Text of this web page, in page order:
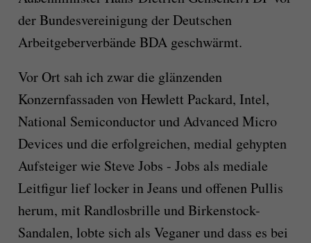
der Bundesvereinigung der Deutschen
Arbeitgeberverbände BDA geschwärmt.
Vor Ort sah ich zwar die glänzenden
Konzernfassaden von Hewlett Packard, Intel,
National Semiconductor und Advanced Micro
Devices und die erfolgreichen, medial gehypten
Aufsteiger wie Steve Jobs - Jobs als mediale
Leitfigur lief locker in Jeans und offenen Pullis
herum, mit Randlosbrille und Birkenstock-
Sandalen, lobte sich als Veganer und dass es bei